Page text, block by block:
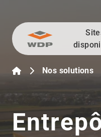
Allez au contenu
Nos solutions